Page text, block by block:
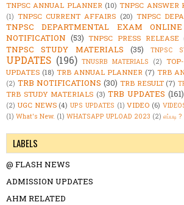
TNPSC ANNUAL PLANNER (10) TNPSC ANSWER
(1) TNPSC CURRENT AFFAIRS (20) TNPSC
TNPSC DEPARTMENTAL EXAM
NOTIFICATION (53) TNPSC PRESS RELEASE
TNPSC STUDY MATERIALS (35) TNPSC
UPDATES (196) TNUSRB MATERIALS (2)
UPDATES (18) TRB ANNUAL PLANNER (7) TRB
(2) TRB NOTIFICATIONS (30) TRB RESULT (7)
TRB STUDY MATERIALS (3) TRB UPDATES (161)
(2) UGC NEWS (4) UPS UPDATES (1) VIDEO (6)
(1) What's New. (1) WHATSAPP UPLOAD 2023 (2) எப்படி ?
LABELS
@ FLASH NEWS
ADMISSION UPDATES
AHM RELATED